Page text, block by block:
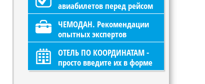
авиабилетов перед рейсом
ЧЕМОДАН. Рекомендации
опытных экспертов
ОТЕЛЬ ПО КООРДИНАТАМ -
просто введите их в форме